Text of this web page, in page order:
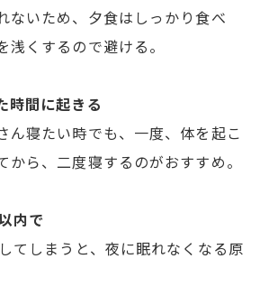
ないため、夕食はしっかり食べ
浅くするので避ける。
時間に起きる
ん寝たい時でも、一度、体を起こ
から、二度寝するのがおすすめ。
内で
てしまうと、夜に眠れなくなる原